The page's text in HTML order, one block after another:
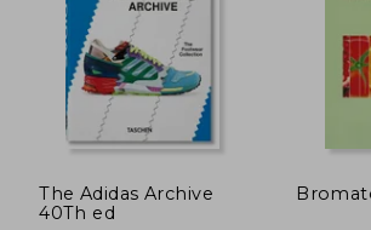
45%
dcto. $ 23.09
The Adidas Archive
40Th ed